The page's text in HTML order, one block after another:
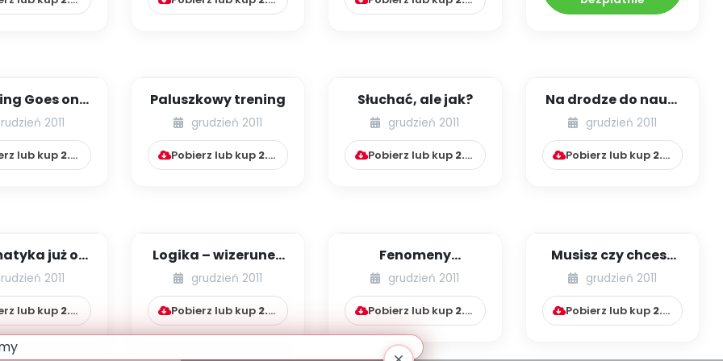
Goes on
(metoda
English)
2011
lub kup 2.99 zł
Paluszkowy trening
grudzień 2011
Pobierz lub kup 2.99 zł
Słuchać, ale jak?
grudzień 2011
Pobierz lub kup 2.99 zł
Na drodze do nauki
czytania i pisania
grudzień 2011
Pobierz lub kup 2.99 zł
już od
2011
lub kup 2.99 zł
Logika – wizerunek
uporządkowanego
świata
grudzień 2011
Pobierz lub kup 2.99 zł
Fenomeny
integracji i
współbycia ludzi
grudzień 2011
Pobierz lub kup 2.99 zł
Musisz czy chcesz
posłać swoje
dziecko do szkoły?
grudzień 2011
Pobierz lub kup 2.99 zł